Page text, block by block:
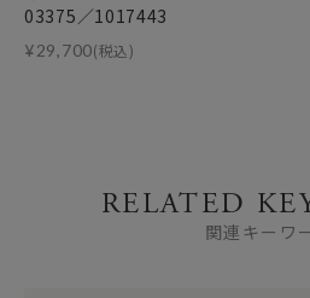
03375／1017443
¥29,700(税込)
RELATED
関連キーワ